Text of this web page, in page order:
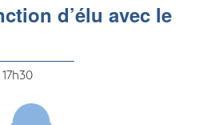
d’élu avec le
17h30